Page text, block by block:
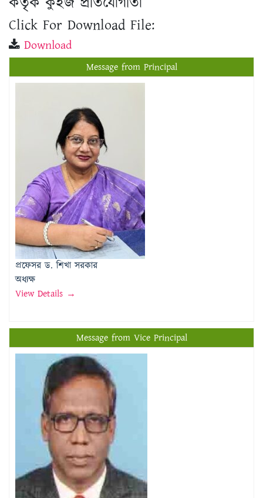
Message from Principal
প্রফেসর ড. শিখা সরকার
অধ্যক্ষ
View Details →
প্রফেসর মোঃ মতিউর রহমান